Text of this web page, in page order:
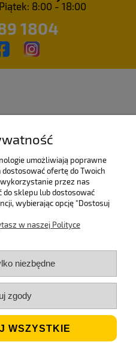
8:00 - 18:00
1804
opakowania.
umożliwiają poprawne
ofertę do Twoich
przez nas
sklepu lub dostosować
wybierając opcję "Dostosuj
w naszej Polityce
niezbędne
zgody
WSZYSTKIE